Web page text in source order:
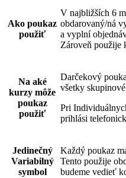
Ako poukaz
použiť
V najbližších 6
obdarovaný/ná
a vyplní
Zároveň použije
Na aké
kurzy môže
poukaz
použiť
Darčekový
všetky
Pri
prihlási
Jedinečný
Variabilný
symbol
Každý poukaz
Tento použije
budeme vedieť